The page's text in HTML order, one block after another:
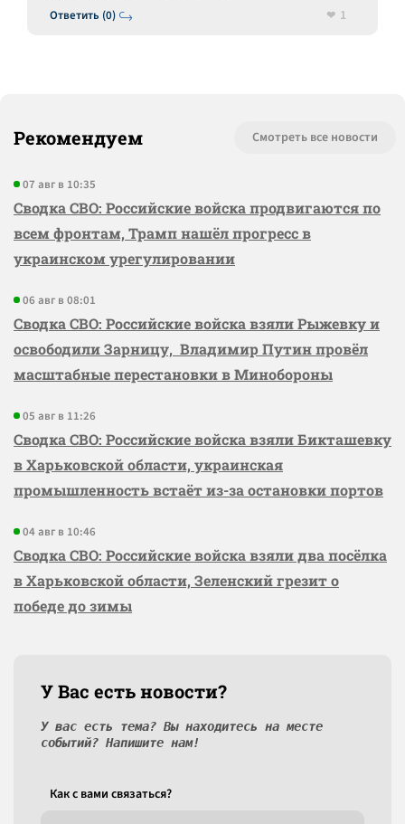
Ответить (0)
1
Рекомендуем Смотреть все новости
07 авг в 10:35
Сводка СВО: Российские войска продвигаются по
всем фронтам, Трамп нашёл прогресс в
украинском урегулировании
06 авг в 08:01
Сводка СВО: Российские войска взяли Рыжевку и
освободили Зарницу, Владимир Путин провёл
масштабные перестановки в Минобороны
05 авг в 11:26
Сводка СВО: Российские войска взяли Бикташевку
в Харьковской области, украинская
промышленность встаёт из-за остановки портов
04 авг в 10:46
Сводка СВО: Российские войска взяли два посёлка
в Харьковской области, Зеленский грезит о
победе до зимы
У Вас есть новости?
У вас есть тема? Вы находитесь на месте
событий? Напишите нам!
Как c вами связаться?